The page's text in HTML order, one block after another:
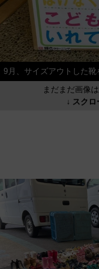
9月、サイズアウトした靴
まだまだ画像
↓ スク